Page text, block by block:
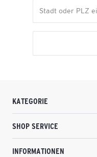
KATEGORIE
SHOP SERVICE
INFORMATIONEN